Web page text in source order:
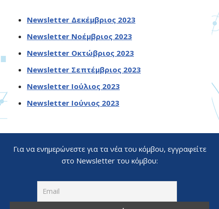
Newsletter Δεκέμβριος 2023
Newsletter Νοέμβριος 2023
Newsletter Οκτώβριος 2023
Newsletter Σεπτέμβριος 2023
Newsletter Ιούλιος 2023
Newsletter Ιούνιος 2023
Για να ενημερώνεστε για τα νέα του κόμβου, εγγραφείτε
στο Newsletter του κόμβου: